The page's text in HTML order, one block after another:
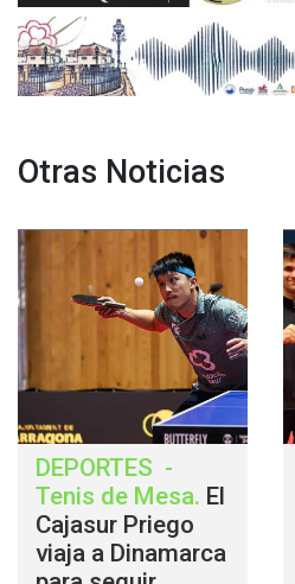
Otras Noticias
DEPORTES -
Tenis de Mesa. El
Cajasur Priego
viaja a Dinamarca